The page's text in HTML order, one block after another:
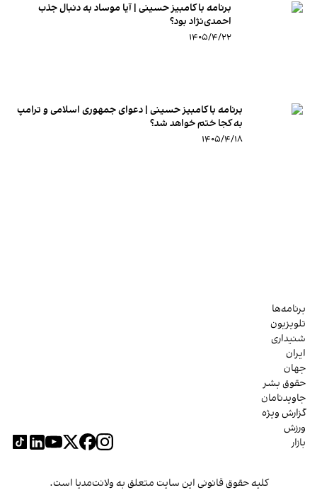
برنامه با کامبیز حسینی | آیا موساد به دنبال جذب
احمدی‌نژاد بود؟
۱۴۰۵/۴/۲۲
برنامه با کامبیز حسینی | دعوای جمهوری اسلامی و ترامپ
به کجا ختم خواهد شد؟
۱۴۰۵/۴/۱۸
برنامه‌ها
تلویزیون
شنیداری
ایران
جهان
حقوق بشر
جاویدنامان
گزارش ویژه
ورزش
بازار
کلیه حقوق قانونی این سایت متعلق به ولانت‌مدیا است.